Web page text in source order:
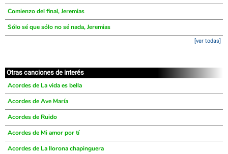
Comienzo del final, Jeremias
Sólo sé que sólo no sé nada, Jeremias
[ver todas]
Otras canciones de interés
Acordes de La vida es bella
Acordes de Ave María
Acordes de Ruido
Acordes de Mi amor por tí
Acordes de La llorona chapinguera